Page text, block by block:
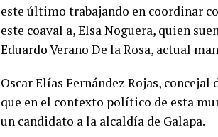
este último trabajando en coordinar
este coaval a, Elsa Noguera, quien
Eduardo Verano De la Rosa, actual
Oscar Elías Fernández Rojas,
que en el contexto político de esta
un candidato a la alcaldía de Galapa.